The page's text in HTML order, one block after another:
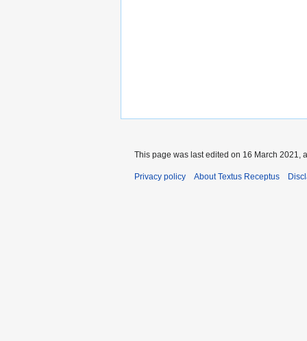
This page was last edited on 16 March 2021,
Privacy policy About Textus Receptus